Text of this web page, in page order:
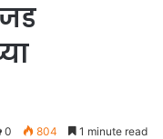
0 804 1 minute read